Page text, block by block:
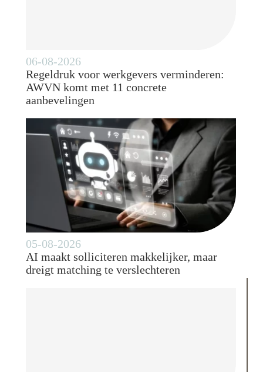
06-08-2026
Regeldruk voor werkgevers verminderen:
AWVN komt met 11 concrete
aanbevelingen
05-08-2026
AI maakt solliciteren makkelijker, maar
dreigt matching te verslechteren